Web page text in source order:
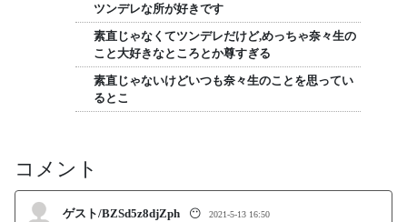
ツンデレな所が好きです
素直じゃなくてツンデレだけど,めっちゃ奈々生の
こと大好きなところとか尊すぎる
素直じゃないけどいつも奈々生のことを思ってい
るとこ
コメント
ゲスト/BZSd5z8djZph 😶 2021-5-13 16:50